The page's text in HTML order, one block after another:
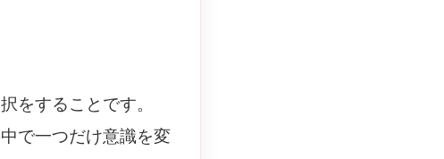
をすることです。
で一つだけ意識を変